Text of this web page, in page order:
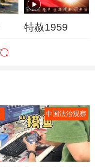
特赦1959
中国法治观察